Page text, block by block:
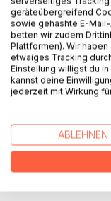
Ständiger
Ohrenkriecher auf
Erwachsene
verantwortlich.
stecken hinter
freche Zwerge:
Ausreden« voller
unseres
Ausreden, die je
geräteübergreifend
sowie gehashte E-
betten wir zudem
Plattformen). Wir
etwaiges Tracking
Einstellung willigst du
kannst deine
jederzeit mit Wirkung
ABLEHNEN